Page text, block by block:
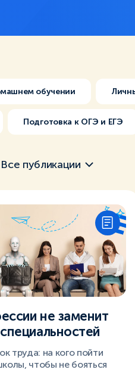
обучении
Подготовка к ОГЭ и ЕГЭ
Все публикации
не заменит
труда: на кого пойти
чтобы не бояться